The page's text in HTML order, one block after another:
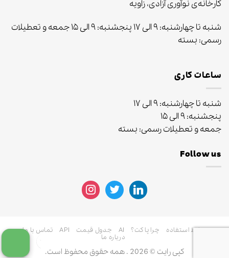
کارخانه‌ی نوآوری آزادی، زاویه
شنبه تا چهارشنبه: ۹ الی ۱۷ پنجشنبه: ۹ الی ۱۵ جمعه و تعطیلات
رسمی: بسته
ساعات کاری
شنبه تا چهارشنبه: ۹ الی ۱۷
پنجشنبه: ۹ الی ۱۵
جمعه و تعطیلات رسمی: بسته
Follow us
linkedin
twitter
instagram
شرایط استفاده چرا پاکت؟ AI جدول قیمت API تماس با ما
درباره ما
کپی رایت © 2026 . همه حقوق محفوظ است.